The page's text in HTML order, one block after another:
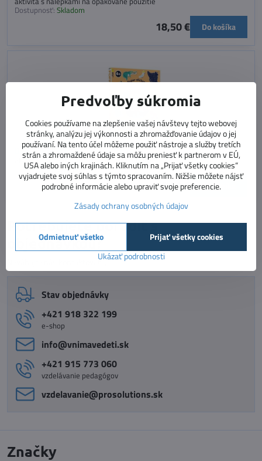
Dostupnosť: Skladom
18,50 € Do košíka
Divoké zvieratá - box s nálepkami
aktivita s nálepkami na opakované použitie
Dostupnosť:Skladom
18,50 € Do košíka
Potrebujete poradiť s
objednávkou?
Neváhajte nás kontaktovať :)
Stav objednávky
+421 918 322 199
e-shop
info​@vnimavedeti​.sk
+421 915 773 060
vzdelávanie pedagógov
vzdelavanie​@prosolutions​.sk
Značky
Predvoľby súkromia
Cookies používame na zlepšenie vašej návštevy tejto webovej
stránky, analýzu jej výkonnosti a zhromažďovanie údajov o jej
používaní. Na tento účel môžeme použiť nástroje a služby tretích
strán a zhromaždené údaje sa môžu preniesť k partnerom v EÚ,
USA alebo iných krajinách. Kliknutím na „Prijať všetky cookies“
vyjadrujete svoj súhlas s týmto spracovaním. Nižšie môžete nájsť
podrobné informácie alebo upraviť svoje preferencie.
Zásady ochrany osobných údajov
Ukázať podrobnosti
Prijať všetky cookies
Odmietnuť všetko